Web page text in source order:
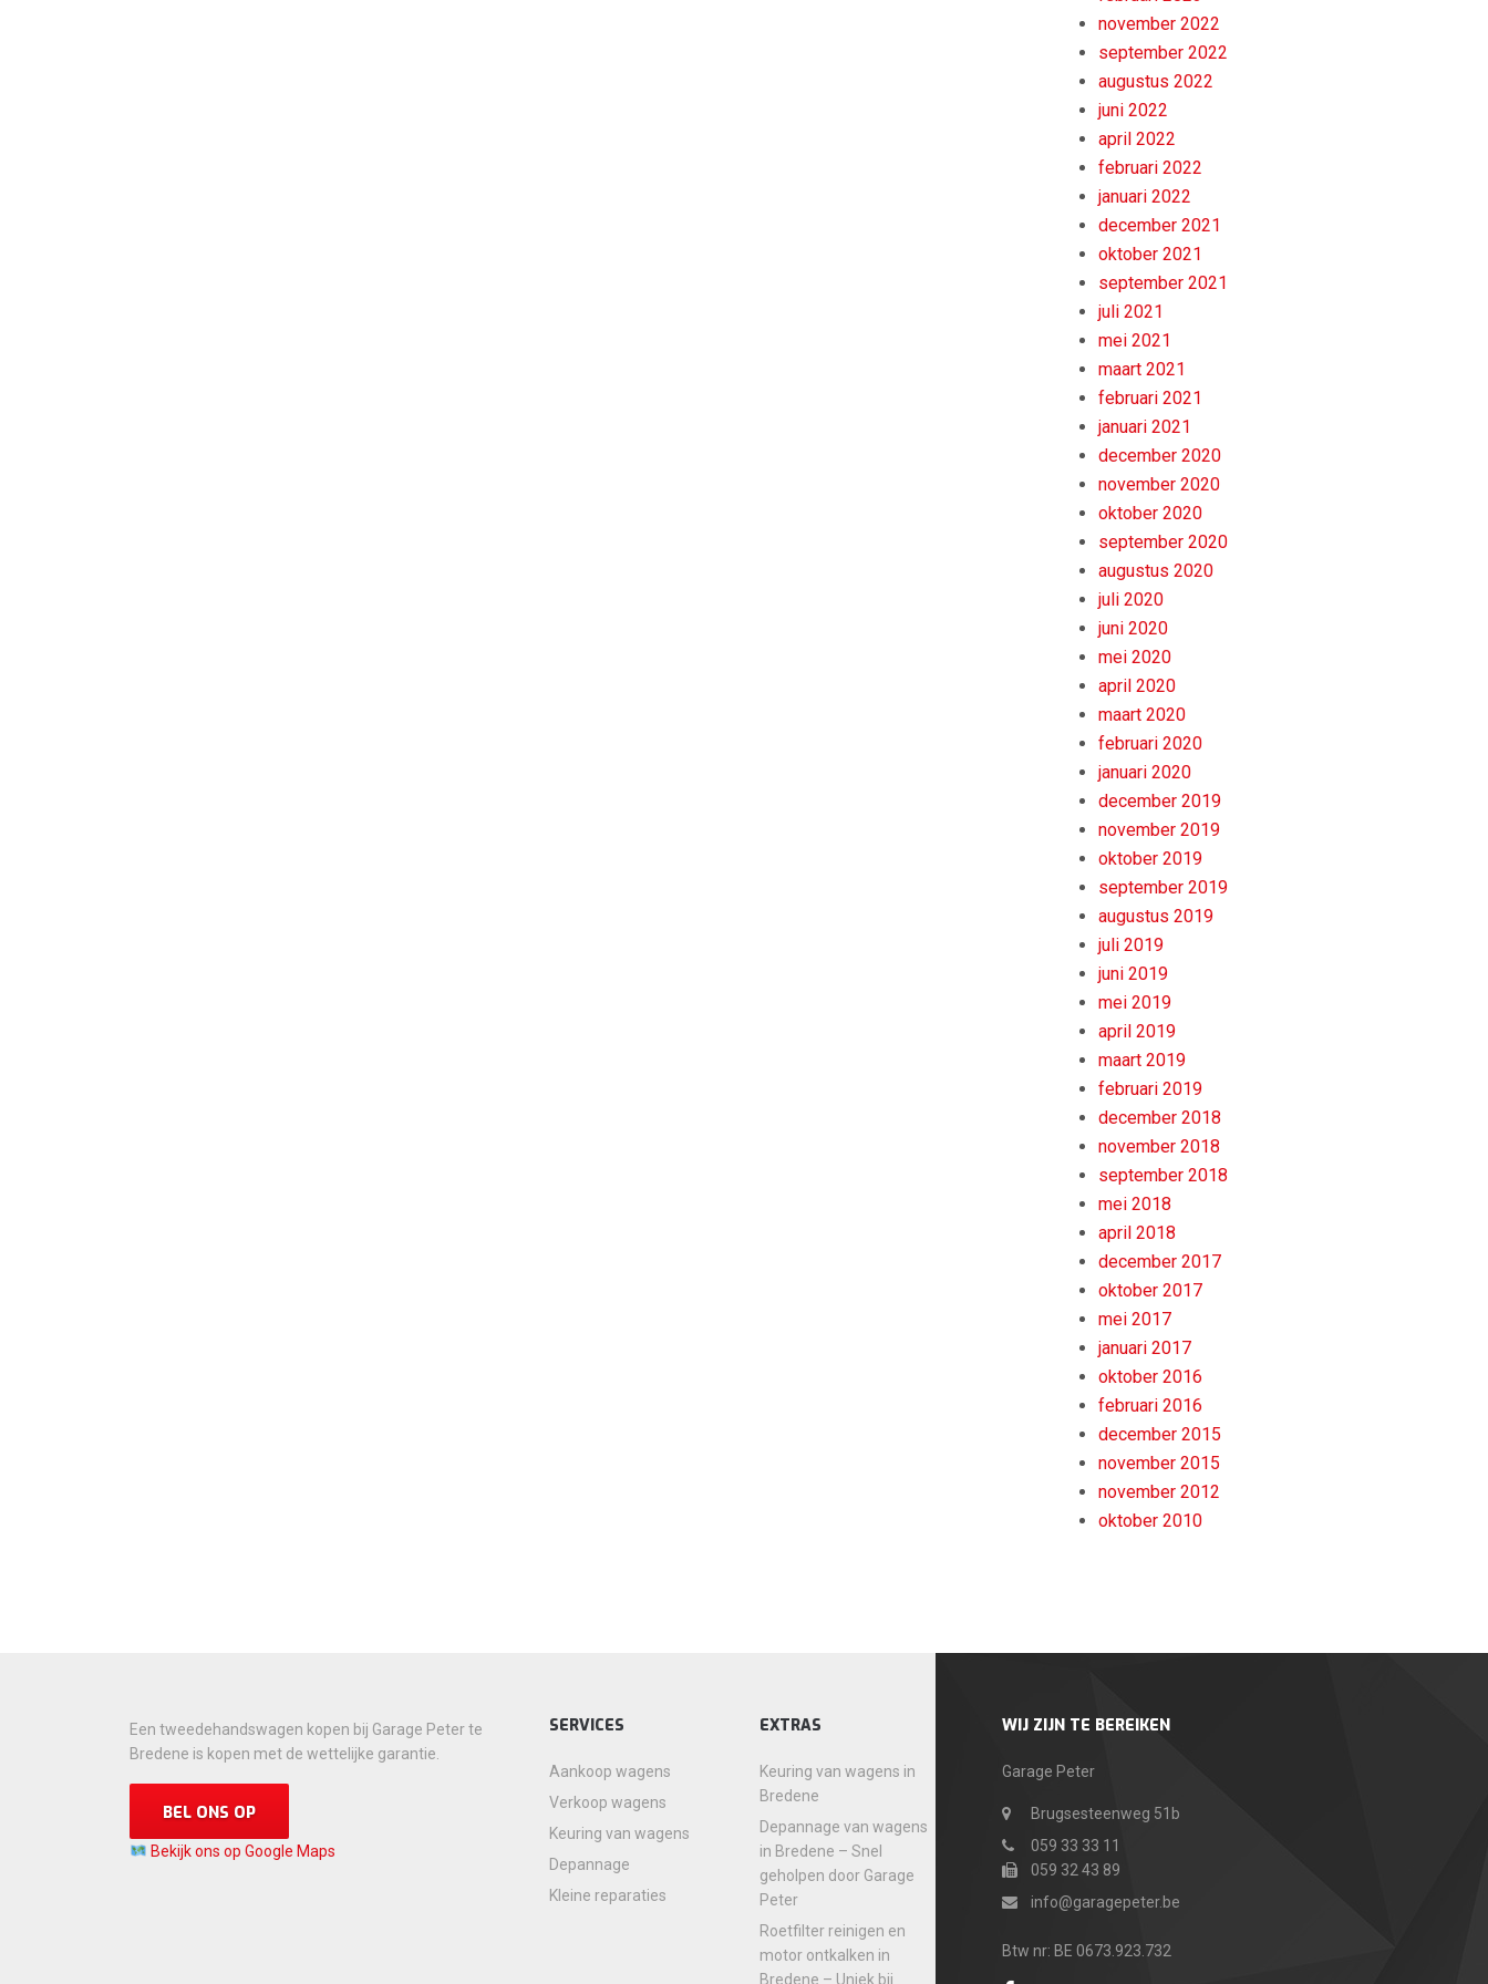
november 2022
september 2022
augustus 2022
juni 2022
april 2022
februari 2022
januari 2022
december 2021
oktober 2021
september 2021
juli 2021
mei 2021
maart 2021
februari 2021
januari 2021
december 2020
november 2020
oktober 2020
september 2020
augustus 2020
juli 2020
juni 2020
mei 2020
april 2020
maart 2020
februari 2020
januari 2020
december 2019
november 2019
oktober 2019
september 2019
augustus 2019
juli 2019
juni 2019
mei 2019
april 2019
maart 2019
februari 2019
december 2018
november 2018
september 2018
mei 2018
april 2018
december 2017
oktober 2017
mei 2017
januari 2017
oktober 2016
februari 2016
december 2015
november 2015
november 2012
oktober 2010
WIJ ZIJN TE BEREIKEN
Garage Peter
Brugsesteenweg 51b
059 33 33 11
059 32 43 89
info@garagepeter.be
Btw nr: BE 0673.923.732
Een tweedehandswagen kopen bij Garage Peter te
Bredene is kopen met de wettelijke garantie.
BEL ONS OP
Bekijk ons op Google Maps
SERVICES
Aankoop wagens
Verkoop wagens
Keuring van wagens
Depannage
Kleine reparaties
EXTRAS
Keuring van wagens in
Bredene
Depannage van wagens
in Bredene – Snel
geholpen door Garage
Peter
Roetfilter reinigen en
motor ontkalken in
Bredene – Uniek bij